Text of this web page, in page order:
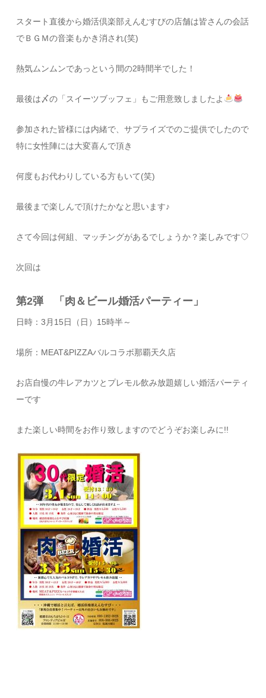
スタート直後から婚活倶楽部えんむすびの店舗は皆さんの会話
でＢＧＭの音楽もかき消され(笑)
熱気ムンムンであっという間の2時間半でした！
最後は〆の「スイーツブッフェ」もご用意致しましたよ
参加された皆様には内緒で、サプライズでのご提供でしたので
特に女性陣には大変喜んで頂き
何度もお代わりしている方もいて(笑)
最後まで楽しんで頂けたかなと思います♪
さて今回は何組、マッチングがあるでしょうか？楽しみです♡
次回は
第2弾 「肉＆ビール婚活パーティー」
日時：3月15日（日）15時半～
場所：MEAT&PIZZAバルコラボ那覇天久店
お店自慢の牛レアカツとプレモル飲み放題嬉しい婚活パーティ
ーです
また楽しい時間をお作り致しますのでどうぞお楽しみに!!